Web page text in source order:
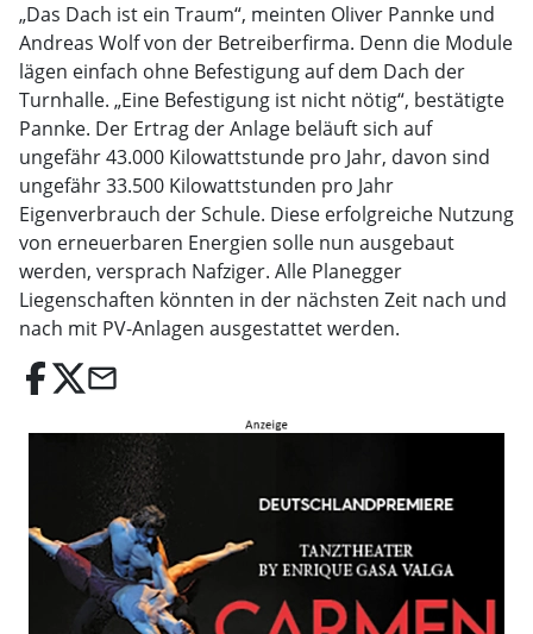
„Das Dach ist ein Traum“, meinten Oliver Pannke und
Andreas Wolf von der Betreiberfirma. Denn die Module
lägen einfach ohne Befestigung auf dem Dach der
Turnhalle. „Eine Befestigung ist nicht nötig“, bestätigte
Pannke. Der Ertrag der Anlage beläuft sich auf
ungefähr 43.000 Kilowattstunde pro Jahr, davon sind
ungefähr 33.500 Kilowattstunden pro Jahr
Eigenverbrauch der Schule. Diese erfolgreiche Nutzung
von erneuerbaren Energien solle nun ausgebaut
werden, versprach Nafziger. Alle Planegger
Liegenschaften könnten in der nächsten Zeit nach und
nach mit PV-Anlagen ausgestattet werden.
email